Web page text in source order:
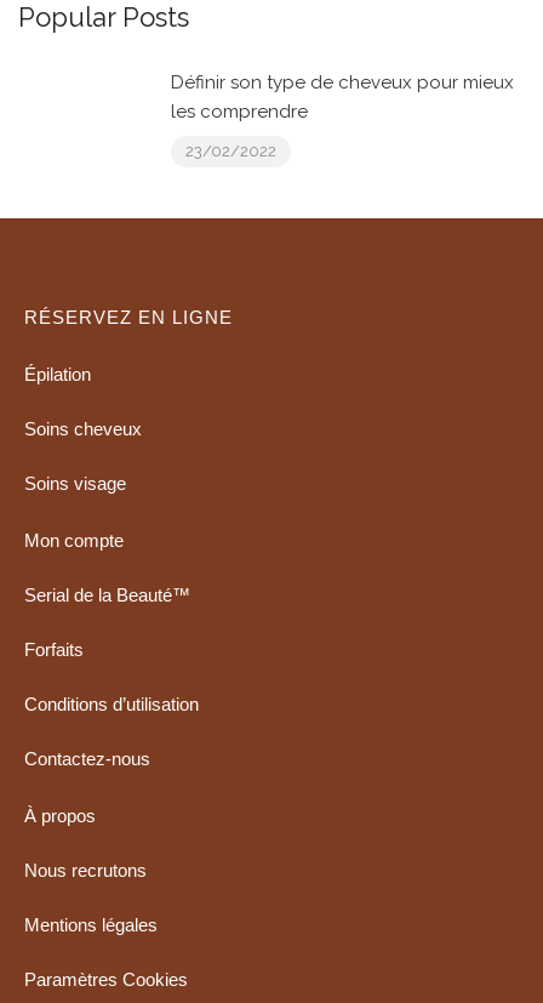
Popular Posts
Définir son type de cheveux pour mieux
les comprendre
23/02/2022
RÉSERVEZ EN LIGNE
Épilation
Soins cheveux
Soins visage
Mon compte
Serial de la Beauté™
Forfaits
Conditions d’utilisation
Contactez-nous
À propos
Nous recrutons
Mentions légales
Paramètres Cookies